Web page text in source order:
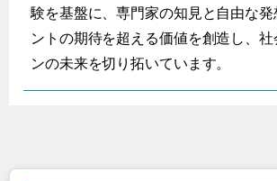
験を基盤に、専門家の知見と自由な
ントの期待を超える価値を創造し、
ンの未来を切り拓いています。